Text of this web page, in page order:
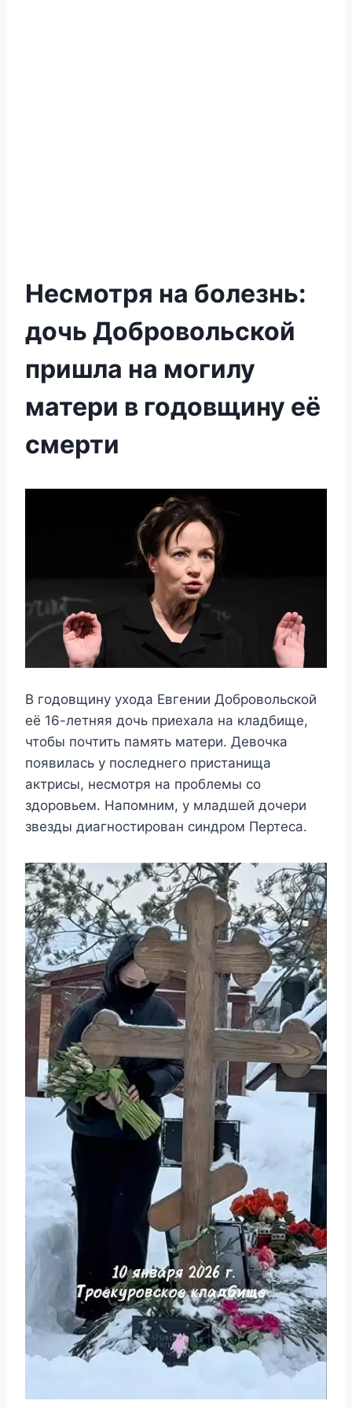
Несмотря на болезнь:
дочь Добровольской
пришла на могилу
матери в годовщину её
смерти
В годовщину ухода Евгении Добровольской
её 16-летняя дочь приехала на кладбище,
чтобы почтить память матери. Девочка
появилась у последнего пристанища
актрисы, несмотря на проблемы со
здоровьем. Напомним, у младшей дочери
звезды диагностирован синдром Пертеса.